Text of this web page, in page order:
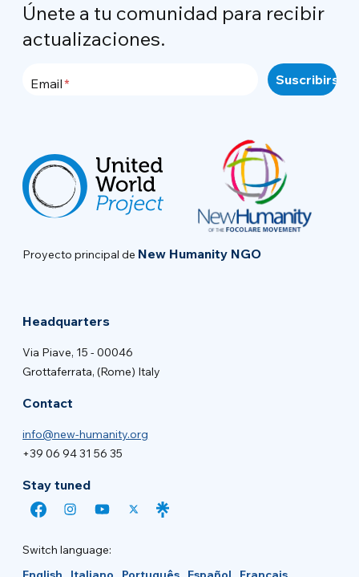
Únete a tu comunidad para recibir
actualizaciones.
Email
Proyecto principal de New Humanity NGO
Headquarters
Via Piave, 15 - 00046
Grottaferrata, (Rome) Italy
Contact
info@new-humanity.org
+39 06 94 31 56 35
Stay tuned
Switch language: